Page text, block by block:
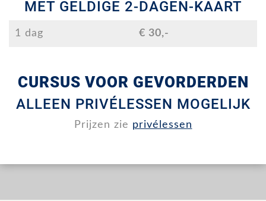
MET GELDIGE 2-DAGEN-KAART
1 dag € 30,-
CURSUS VOOR GEVORDERDEN
ALLEEN PRIVÉLESSEN MOGELIJK
Prijzen zie privélessen